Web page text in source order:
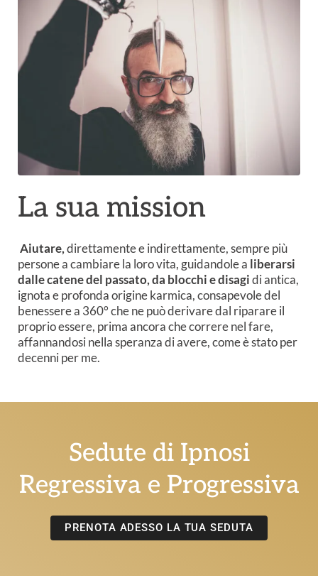
La sua mission
Aiutare,direttamente e indirettamente, sempre più
persone a cambiare la loro vita, guidandole a liberarsi
dalle catene del passato, da blocchi e disagidi antica,
ignota e profonda origine karmica, consapevole del
benessere a 360° che ne può derivare dal riparare il
proprio essere, prima ancora che correre nel fare,
affannandosi nella speranza di avere, come è stato per
decenni per me.
Sedute di Ipnosi
Regressiva e Progressiva
PRENOTA ADESSO LA TUA SEDUTA